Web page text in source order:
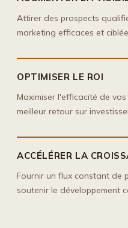
Attirer des prospects
marketing efficaces et
OPTIMISER LE ROI
Maximiser l'efficacité de
meilleur retour sur
ACCÉLÉRER LA
Fournir un flux constant de
soutenir le développement